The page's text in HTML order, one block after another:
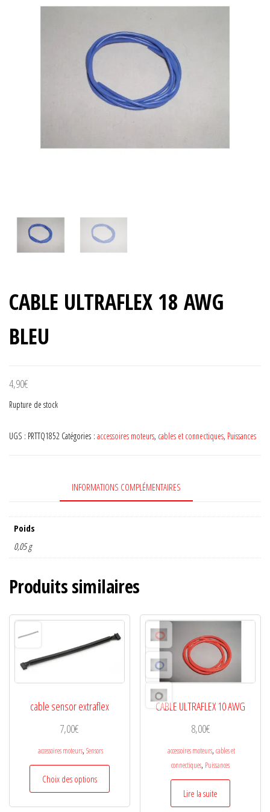
CABLE ULTRAFLEX 18 AWG
BLEU
4,90€
Rupture de stock
UGS : PRTTQ1852 Catégories : accessoires moteurs, cables et connectiques, Puissances
INFORMATIONS COMPLÉMENTAIRES
Poids
0,05 g
Produits similaires
cable sensor extraflex
7,00€
accessoires moteurs,Sensors
Choix des options
Ce
CABLE ULTRAFLEX 10 AWG
8,00€
accessoires moteurs,cables et
connectiques, Puissances
Lire la suite